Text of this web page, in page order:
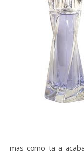
mas como ta a